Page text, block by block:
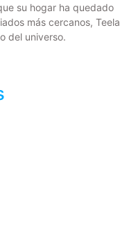
su hogar ha quedado
más cercanos, Teela
del universo.